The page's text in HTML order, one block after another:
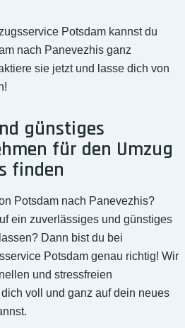
Potsdam kannst du
nach Panevezhis ganz
sie jetzt und lasse dich von
günstiges
für den Umzug
finden
Potsdam nach Panevezhis?
ein zuverlässiges und günstiges
Dann bist du bei
Potsdam genau richtig! Wir
und stressfreien
voll und ganz auf dein neues